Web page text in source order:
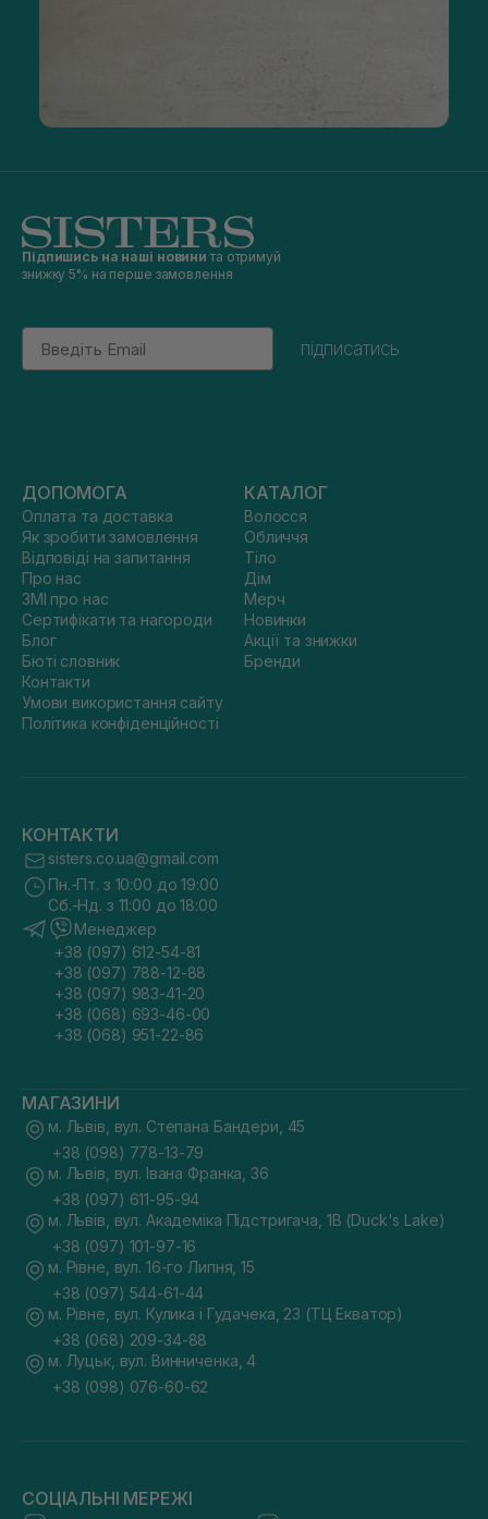
Підпишись на наші новини та отримуй
знижку 5% на перше замовлення
Email
підписатись
ДОПОМОГА
Оплата та доставка
Як зробити замовлення
Відповіді на запитання
Про нас
ЗМІ про нас
Сертифікати та нагороди
Блог
Бюті словник
Контакти
Умови використання сайту
Політика конфіденційності
КАТАЛОГ
Волосся
Обличчя
Тіло
Дім
Мерч
Новинки
Акції та знижки
Бренди
КОНТАКТИ
sisters.co.ua@gmail.com
Пн.-Пт. з 10:00 до 19:00
Сб.-Нд. з 11:00 до 18:00
Менеджер
+38 (097) 612-54-81
+38 (097) 788-12-88
+38 (097) 983-41-20
+38 (068) 693-46-00
+38 (068) 951-22-86
МАГАЗИНИ
м. Львів, вул. Степана Бандери, 45
+38 (098) 778-13-79
м. Львів, вул. Івана Франка, 36
+38 (097) 611-95-94
м. Львів, вул. Академіка Підстригача, 1В (Duck's Lake)
+38 (097) 101-97-16
м. Рівне, вул. 16-го Липня, 15
+38 (097) 544-61-44
м. Рівне, вул. Кулика і Гудачека, 23 (ТЦ Екватор)
+38 (068) 209-34-88
м. Луцьк, вул. Винниченка, 4
+38 (098) 076-60-62
СОЦІАЛЬНІ МЕРЕЖІ